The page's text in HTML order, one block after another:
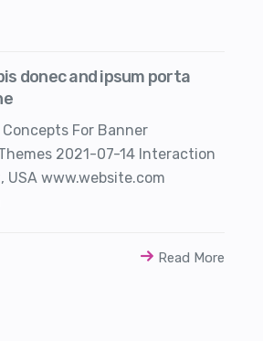
donec and ipsum porta
For Banner
2021-07-14 Interaction
USA www.website.com
Read More